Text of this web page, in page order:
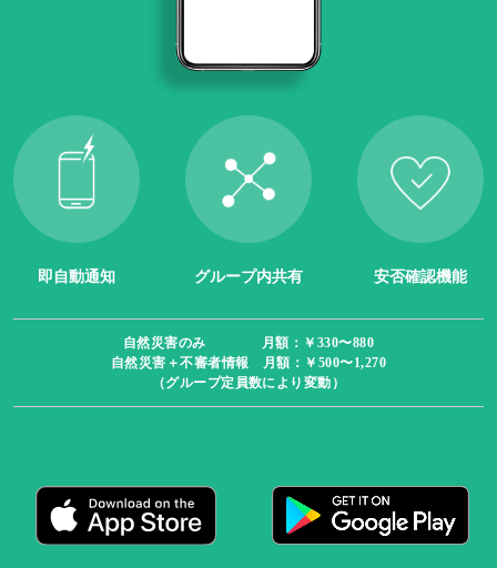
即自動通知 グループ内共有 安否確認機能
自然災害のみ 月額：￥330〜880
自然災害＋不審者情報 月額：￥500〜1,270
（グループ定員数により変動）